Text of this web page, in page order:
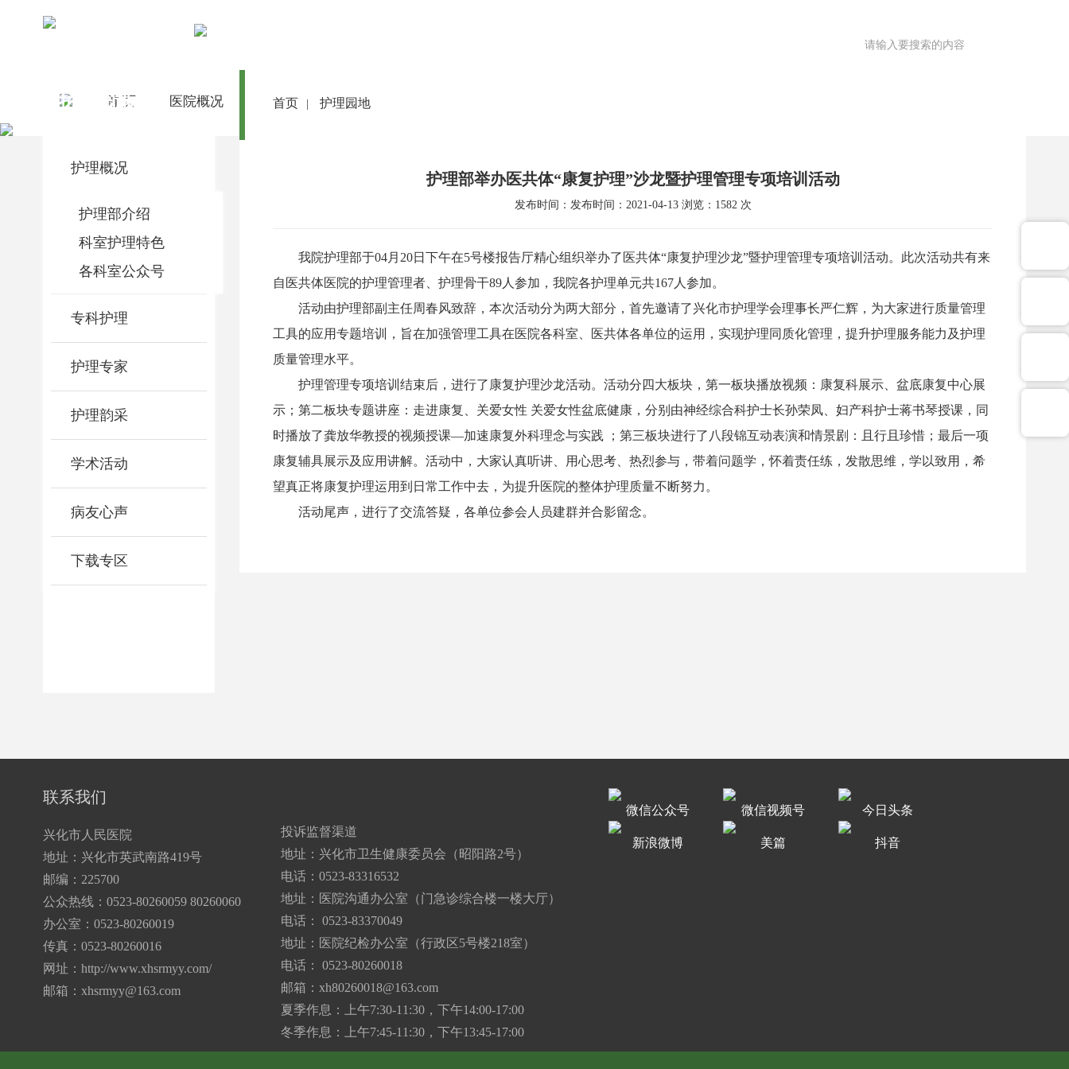
首 页 医院概况 医院动态 党建文化
护理园地
护理概况
护理部介绍
科室护理特色
各科室公众号
专科护理
护理专家
护理韵采
学术活动
病友心声
下载专区
首页 护理园地
护理部举办医共体“康复护理”沙龙暨护理管理专项培训活动
发布时间：发布时间：2021-04-13 浏览：1582 次
我院护理部于04月 20日下午在5号楼报告厅精心组织举办了医共体“康复护理沙龙”暨护理管理专项培训活动。此次活动共有来
自医共体医院的护理管理者、护理骨干89 人参加，我院各护理单元共167 人参加。
活动由护理部副主任周春风致辞，本次活动分为两大部分，首先邀请了兴化市护理学会理事长严仁辉，为大家进行质量管理
工具的应用专题培训，旨在加强管理工具在医院各科室、医共体各单位的运用，实现护理同质化管理，提升护理服务能力及护理
质量管理水平。
护理管理专项培训结束后，进行了康复护理沙龙活动。活动分四大板块，第一板块播放视频：康复科展示、盆底康复中心展
示；第二板块专题讲座：走进康复、关爱女性 关爱女性盆底健康，分别由神经综合科护士长孙荣凤、妇产科护士蒋书琴授课，同
时播放了龚放华教授的视频授课—加速康复外科理念与实践 ；第三板块进行了八段锦互动表演和情景剧：且行且珍惜；最后一项
康复辅具展示及应用讲解。活动中，大家认真听讲、用心思考、热烈参与，带着问题学，怀着责任练，发散思维，学以致用，希
望真正将康复护理运用到日常工作中去，为提升医院的整体护理质量不断努力。
活动尾声，进行了交流答疑，各单位参会人员建群并合影留念。
联系我们
兴化市人民医院
地址：兴化市英武南路419号
邮编：225700
公众热线：0523-80260059 80260060
办公室：0523-80260019
传真：0523-80260016
网址：http://www.xhsrmyy.com/
邮箱： xhsrmyy@163.com
投诉监督渠道
地址：兴化市卫生健康委员会（昭阳路2号）
电话：0523-83316532
地址：医院沟通办公室（门急诊综合楼一楼大厅）
电话： 0523-83370049
地址：医院纪检办公室（行政区5号楼218室）
电话： 0523-80260018
邮箱： xh80260018@163.com
夏季作息：上午7:30-11:30，下午14:00-17:00
冬季作息：上午7:45-11:30，下午13:45-17:00
微信公众号 微信视频号 今日头条
新浪微博 美篇 抖音